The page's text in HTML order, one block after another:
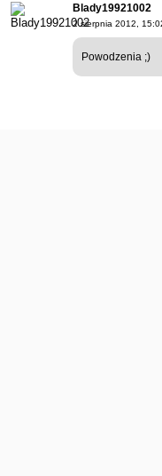
Blady19921002
2 sierpnia 2012,
Powodzenia ;)